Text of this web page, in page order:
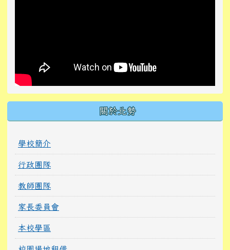
關於北勢
學校簡介
行政團隊
教師團隊
家長委員會
本校學區